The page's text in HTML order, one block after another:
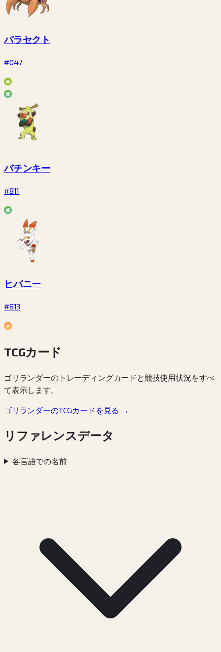
パラセクト
#047
バチンキー
#811
ヒバニー
#813
TCGカード
ゴリランダーのトレーディングカードと競技使用状況をすべ
て表示します。
ゴリランダーのTCGカードを見る →
リファレンスデータ
各言語での名前